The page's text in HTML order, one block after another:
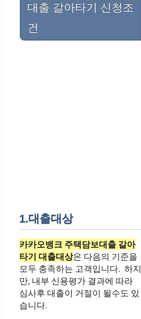
대출 갈아타기 신청조
건
1.대출대상
카카오뱅크 주택담보대출 갈아
타기 대출대상은 다음의 기준을
모두 충족하는 고객입니다. 하지
만, 내부 신용평가 결과에 따라
심사후 대출이 거절이 될수도 있
습니다.